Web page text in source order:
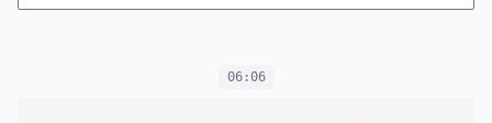
06:06